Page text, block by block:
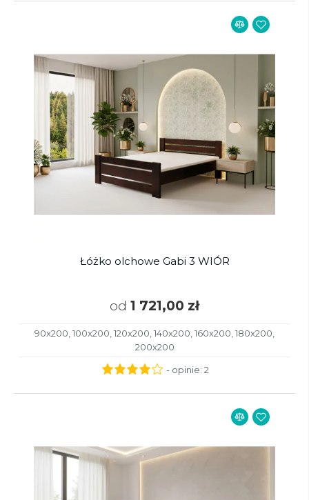
Łóżko olchowe Gabi 3 WIÓR
od 1 721,00 zł
90x200, 100x200, 120x200, 140x200, 160x200, 180x200,
200x200
- opinie: 2